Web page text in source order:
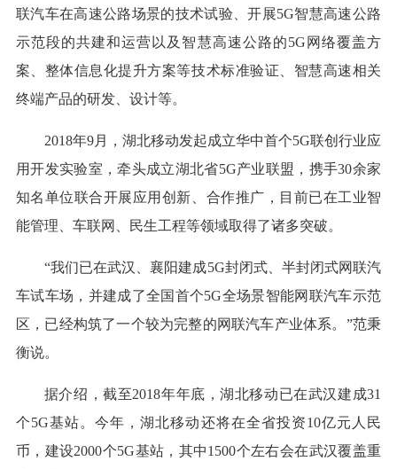
联汽车在高速公路场景的技术试验、开展5G智慧高速公路
示范段的共建和运营以及智慧高速公路的5G网络覆盖方
案、整体信息化提升方案等技术标准验证、智慧高速相关
终端产品的研发、设计等。
2018年9月，湖北移动发起成立华中首个5G联创行业应
用开发实验室，牵头成立湖北省5G产业联盟，携手30余家
知名单位联合开展应用创新、合作推广，目前已在工业智
能管理、车联网、民生工程等领域取得了诸多突破。
“我们已在武汉、襄阳建成5G封闭式、半封闭式网联汽
车试车场，并建成了全国首个5G全场景智能网联汽车示范
区，已经构筑了一个较为完整的网联汽车产业体系。”范秉
衡说。
据介绍，截至2018年年底，湖北移动已在武汉建成31
个5G基站。今年，湖北移动还将在全省投资10亿元人民
币，建设2000个5G基站，其中1500个左右会在武汉覆盖重